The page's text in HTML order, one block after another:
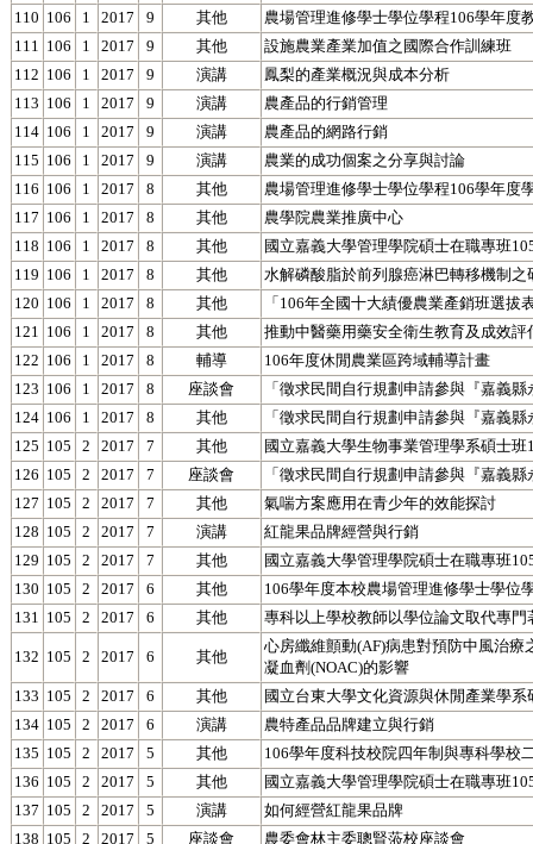
110 106 1 2017 9 其他
農場管理進修學士學位學程106學年度
111 106 1 2017 9 其他
設施農業產業加值之國際合作訓練班
112 106 1 2017 9 演講
鳳梨的產業概況與成本分析
113 106 1 2017 9 演講
農產品的行銷管理
114 106 1 2017 9 演講
農產品的網路行銷
115 106 1 2017 9 演講
農業的成功個案之分享與討論
116 106 1 2017 8 其他
農場管理進修學士學位學程106學年度
117 106 1 2017 8 其他
農學院農業推廣中心
118 106 1 2017 8 其他
國立嘉義大學管理學院碩士在職專班
119 106 1 2017 8 其他
水解磷酸脂於前列腺癌淋巴轉移機制之
120 106 1 2017 8 其他
「106年全國十大績優農業產銷班選拔
121 106 1 2017 8 其他
推動中醫藥用藥安全衛生教育及成效評
122 106 1 2017 8 輔導
106年度休閒農業區跨域輔導計畫
123 106 1 2017 8 座談會
「徵求民間自行規劃申請參與『嘉義
124 106 1 2017 8 其他
「徵求民間自行規劃申請參與『嘉義
125 105 2 2017 7 其他
國立嘉義大學生物事業管理學系碩士
126 105 2 2017 7 座談會
「徵求民間自行規劃申請參與『嘉義
127 105 2 2017 7 其他
氣喘方案應用在青少年的效能探討
128 105 2 2017 7 演講
紅龍果品牌經營與行銷
129 105 2 2017 7 其他
國立嘉義大學管理學院碩士在職專班
130 105 2 2017 6 其他
106學年度本校農場管理進修學士學位
131 105 2 2017 6 其他 專科以上學校教師以學位論文取代專門
132 105 2 2017 6 其他
心房纖維顫動(AF)病患對預防中風治
凝血劑(NOAC)的影響
133 105 2 2017 6 其他
國立台東大學文化資源與休閒產業學
134 105 2 2017 6 演講
農特產品品牌建立與行銷
135 105 2 2017 5 其他
106學年度科技校院四年制與專科學校
136 105 2 2017 5 其他
國立嘉義大學管理學院碩士在職專班
137 105 2 2017 5 演講
如何經營紅龍果品牌
138 105 2 2017 5 座談會 農委會林主委聰賢蒞校座談會